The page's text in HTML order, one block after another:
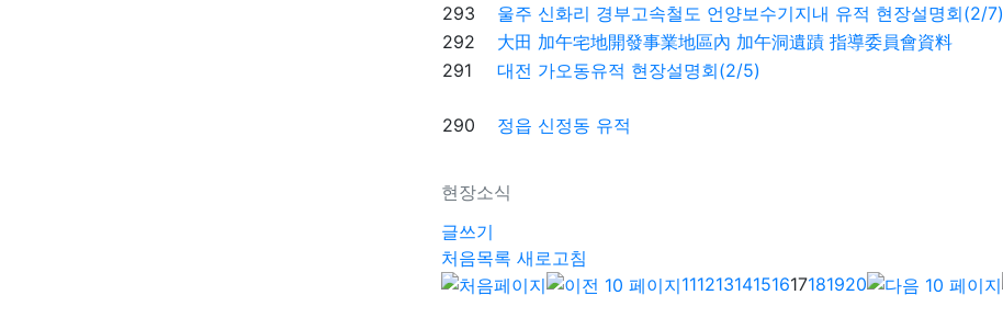
현장소식
293
울주 신화리 경부고속철도 언양보수기지내 유적 현장설명회(2/7)
292
大田 加午宅地開發事業地區內 加午洞遺蹟 指導委員會資料
291
대전 가오동유적 현장설명회(2/5)
290 정읍 신정동 유적
글쓰기
처음목록 새로고침
11121314151617181920